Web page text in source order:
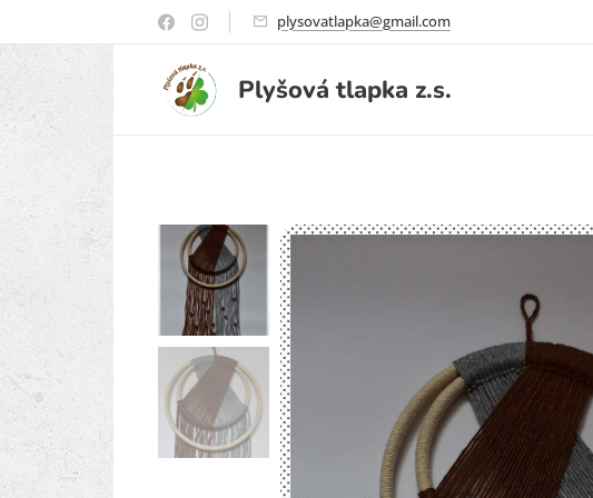
plysovatlapka@gmail.com
Plyšovátlapka z.s.